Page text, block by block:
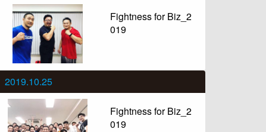
Fightness for Biz_2
019
2019.10.25
Fightness for Biz_2
019